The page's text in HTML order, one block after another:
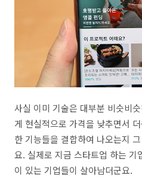
사실 이미 기술은 대부분 비슷비
게 현실적으로 가격을 낮추면서
한 기능들을 결합하여 나오는지
요. 실제로 지금 스타트업 하는 기
이 있는 기업들이 살아남더군요.